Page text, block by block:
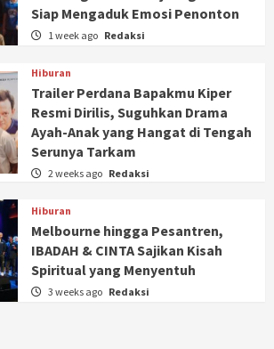
Siap Mengaduk Emosi Penonton
1 week ago Redaksi
Hiburan
Trailer Perdana Bapakmu Kiper
Resmi Dirilis, Suguhkan Drama
Ayah-Anak yang Hangat di Tengah
Serunya Tarkam
2 weeks ago Redaksi
Hiburan
Melbourne hingga Pesantren,
IBADAH & CINTA Sajikan Kisah
Spiritual yang Menyentuh
3 weeks ago Redaksi